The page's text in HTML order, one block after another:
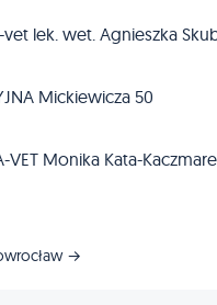
lek. wet. Agnieszka
Mickiewicza 50
Monika Kata-
→